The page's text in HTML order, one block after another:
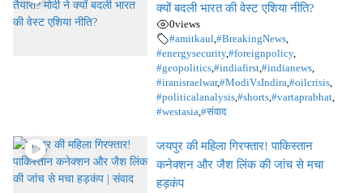
क्यों बदली भारत की वेस्ट एशिया नीति?
0views
#amitkaul,#BreakingNews,
#energysecurity,#foreignpolicy,
#geopolitics,#indiafirst,#indianews,
#iranisraelwar,#ModiVsIndira,#oilcrisis,
#politicalanalysis,#shorts,#vartaprabhat,
#westasia,#संवाद
जयपुर की महिला गिरफ्तार! पाकिस्तान
कनेक्शन और जैश लिंक की जांच से मचा
हड़कंप